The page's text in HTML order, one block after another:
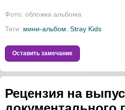
Фото: обложка альбома
Теги: мини-альбом Stray Kids
Оставить замечание
Рецензия на